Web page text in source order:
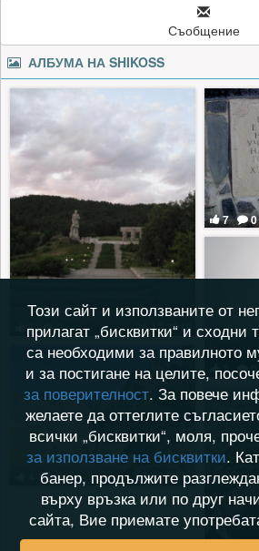
Съобщение
АЛБУМА НА SHIKOSS
5 0 26.12.2018
7 0
3 0
0 09.09.2016
Този сайт и използваните от
прилагат „бисквитки“ и сходни
са необходими за правилното
и за постигане на целите,
за поверителност. За повече
желаете да оттеглите
всички „бисквитки“, моля,
за използване на бисквитки.
банер, продължите
върху връзка или по друг
сайта, Вие приемате